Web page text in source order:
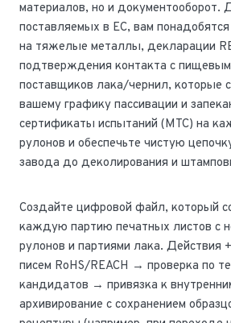
материалов, но и документооборот.
поставляемых в ЕС, вам
на тяжелые металлы, декларации
подтверждения контакта с
поставщиков лака/чернил, которые
вашему графику пассивации и
сертификаты испытаний (MTC) на
рулонов и обеспечьте чистую
завода до деколирования и
Создайте цифровой файл, который
каждую партию печатных листов с
рулонов и партиями лака. Действия
писем RoHS/REACH → проверка по
кандидатов → привязка к
архивирование с сохранением